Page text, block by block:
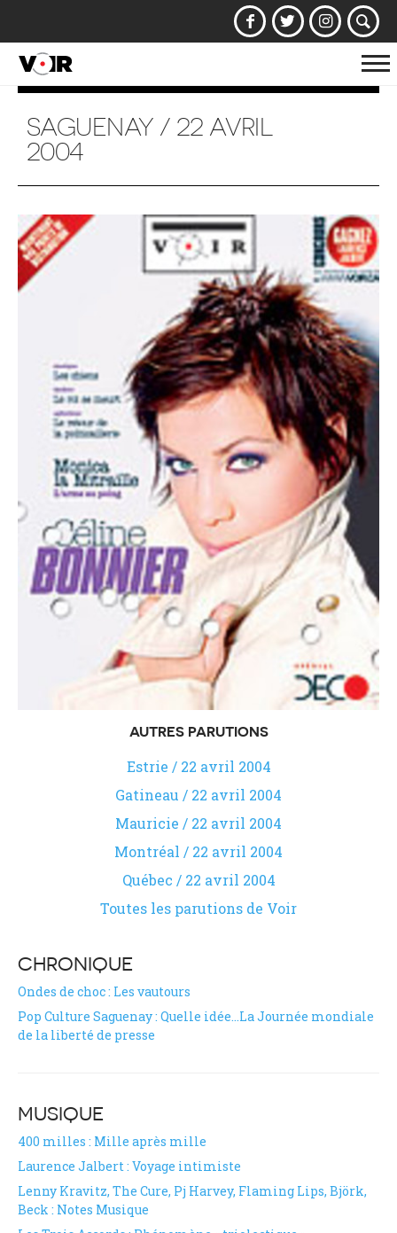
la
SAGUENAY / 22 AVRIL
2004
AUTRES PARUTIONS
Estrie / 22 avril 2004
Gatineau / 22 avril 2004
Mauricie / 22 avril 2004
Montréal / 22 avril 2004
Québec / 22 avril 2004
Toutes les parutions de Voir
CHRONIQUE
Ondes de choc : Les vautours
Pop Culture Saguenay : Quelle idée…La Journée mondiale
de la liberté de presse
MUSIQUE
400 milles : Mille après mille
Laurence Jalbert : Voyage intimiste
Lenny Kravitz, The Cure, Pj Harvey, Flaming Lips, Björk,
Beck : Notes Musique